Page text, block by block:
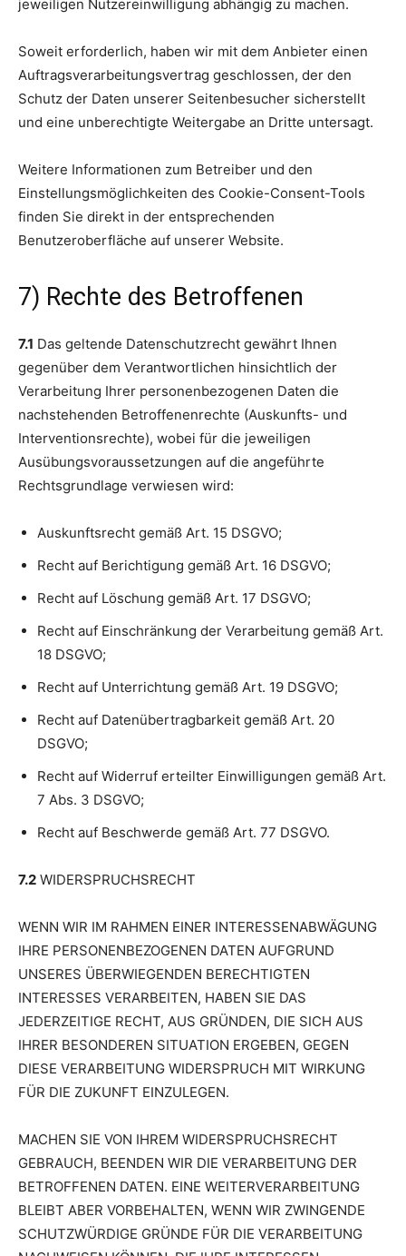
jeweiligen Nutzereinwilligung abhängig zu machen.
Soweit erforderlich, haben wir mit dem Anbieter einen
Auftragsverarbeitungsvertrag geschlossen, der den
Schutz der Daten unserer Seitenbesucher sicherstellt
und eine unberechtigte Weitergabe an Dritte untersagt.
Weitere Informationen zum Betreiber und den
Einstellungsmöglichkeiten des Cookie-Consent-Tools
finden Sie direkt in der entsprechenden
Benutzeroberfläche auf unserer Website.
7) Rechte des Betroffenen
7.1 Das geltende Datenschutzrecht gewährt Ihnen
gegenüber dem Verantwortlichen hinsichtlich der
Verarbeitung Ihrer personenbezogenen Daten die
nachstehenden Betroffenenrechte (Auskunfts- und
Interventionsrechte), wobei für die jeweiligen
Ausübungsvoraussetzungen auf die angeführte
Rechtsgrundlage verwiesen wird:
Auskunftsrecht gemäß Art. 15 DSGVO;
Recht auf Berichtigung gemäß Art. 16 DSGVO;
Recht auf Löschung gemäß Art. 17 DSGVO;
Recht auf Einschränkung der Verarbeitung gemäß Art.
18 DSGVO;
Recht auf Unterrichtung gemäß Art. 19 DSGVO;
Recht auf Datenübertragbarkeit gemäß Art. 20
DSGVO;
Recht auf Widerruf erteilter Einwilligungen gemäß Art.
7 Abs. 3 DSGVO;
Recht auf Beschwerde gemäß Art. 77 DSGVO.
7.2 WIDERSPRUCHSRECHT
WENN WIR IM RAHMEN EINER INTERESSENABWÄGUNG
IHRE PERSONENBEZOGENEN DATEN AUFGRUND
UNSERES ÜBERWIEGENDEN BERECHTIGTEN
INTERESSES VERARBEITEN, HABEN SIE DAS
JEDERZEITIGE RECHT, AUS GRÜNDEN, DIE SICH AUS
IHRER BESONDEREN SITUATION ERGEBEN, GEGEN
DIESE VERARBEITUNG WIDERSPRUCH MIT WIRKUNG
FÜR DIE ZUKUNFT EINZULEGEN.
MACHEN SIE VON IHREM WIDERSPRUCHSRECHT
GEBRAUCH, BEENDEN WIR DIE VERARBEITUNG DER
BETROFFENEN DATEN. EINE WEITERVERARBEITUNG
BLEIBT ABER VORBEHALTEN, WENN WIR ZWINGENDE
SCHUTZWÜRDIGE GRÜNDE FÜR DIE VERARBEITUNG